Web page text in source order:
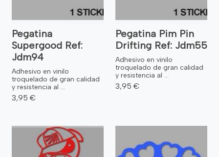
Pegatina
Supergood Ref:
Jdm94
Adhesivo en vinilo
troquelado de gran calidad
y resistencia al ...
3,95 €
Pegatina Pim Pin
Drifting Ref: Jdm55
Adhesivo en vinilo
troquelado de gran calidad
y resistencia al ...
3,95 €